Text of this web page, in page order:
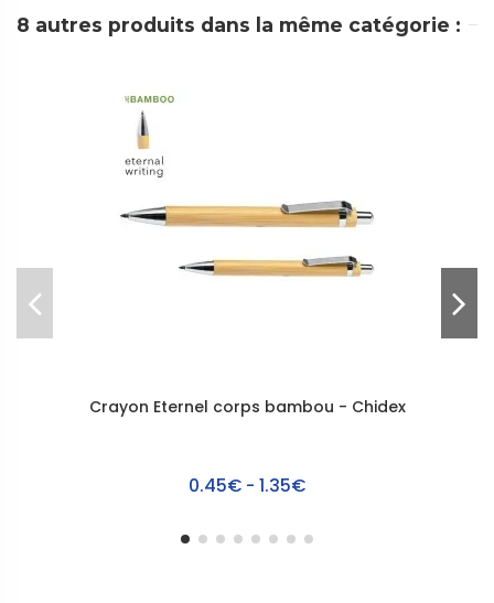
8 autres produits dans la même catégorie :
Crayon Eternel corps bambou - Chidex
0.45€ - 1.35€